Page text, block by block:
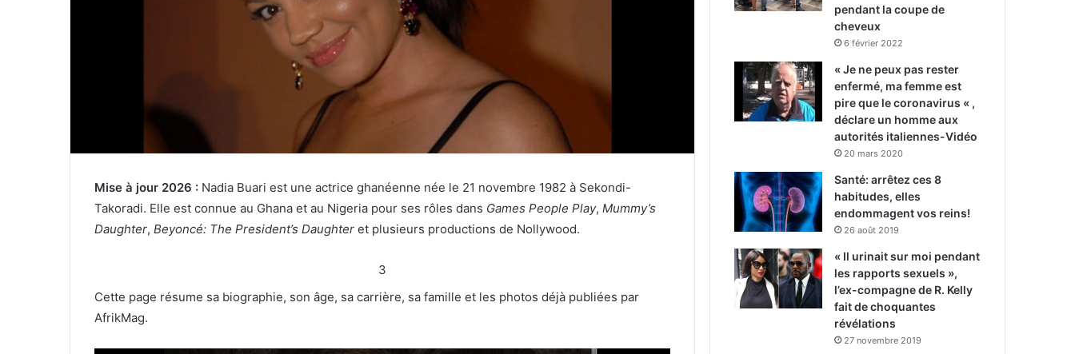
Mise à jour 2026 : Nadia Buari est une actrice ghanéenne née le 21 novembre 1982 à Sekondi-
Takoradi. Elle est connue au Ghana et au Nigeria pour ses rôles dans Games People Play, Mummy’s
Daughter, Beyoncé: The President’s Daughter et plusieurs productions de Nollywood.
3
Cette page résume sa biographie, son âge, sa carrière, sa famille et les photos déjà publiées par
AfrikMag.
pendant la coupe de
cheveux
6 février 2022
« Je ne peux pas rester
enfermé, ma femme est
pire que le coronavirus « ,
déclare un homme aux
autorités italiennes-Vidéo
20 mars 2020
Santé: arrêtez ces 8
habitudes, elles
endommagent vos reins!
26 août 2019
« Il urinait sur moi pendant
les rapports sexuels »,
l’ex-compagne de R. Kelly
fait de choquantes
révélations
27 novembre 2019